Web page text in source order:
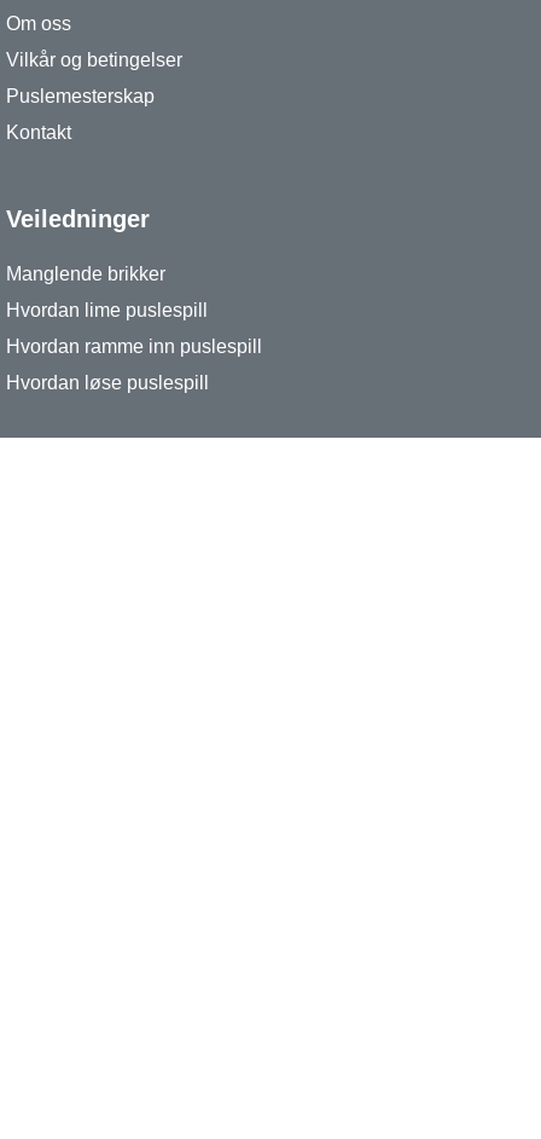
Om oss
Vilkår og betingelser
Puslemesterskap
Kontakt
Veiledninger
Manglende brikker
Hvordan lime puslespill
Hvordan ramme inn puslespill
Hvordan løse puslespill